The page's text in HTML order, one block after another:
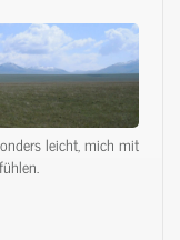
leicht, mich mit